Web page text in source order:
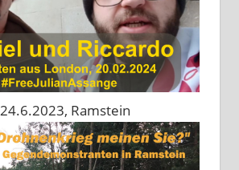
Ramstein